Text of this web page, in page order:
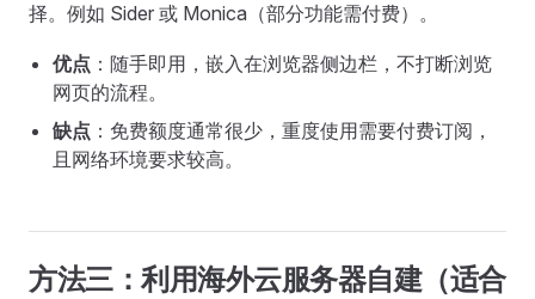
择。例如 Sider 或 Monica（部分功能需付费）。
优点 ：随手即用，嵌入在浏览器侧边栏，不打断浏览
网页的流程。
缺点 ：免费额度通常很少，重度使用需要付费订阅，
且网络环境要求较高。
方法三：利用海外云服务器自建（适合